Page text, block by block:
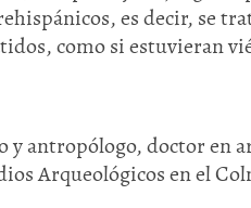
es decir, se
como si estuvieran
y antropólogo, doctor en
Arqueológicos en el